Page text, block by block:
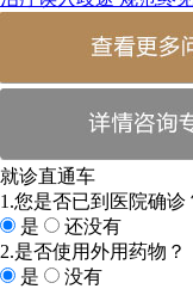
就诊直通车
1.您是否已到医院确诊
是
还没有
2.是否使用外用药物？
是
没有